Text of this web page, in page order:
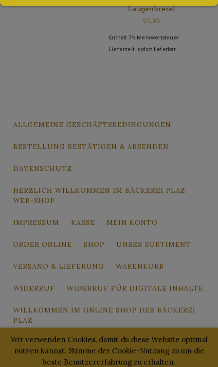
Laugenbrezel
€0,85
Enthält 7% Mehrwertsteuer
Lieferzeit: sofort lieferbar
ALLGEMEINE GESCHÄFTSBEDINGUNGEN
BESTELLUNG BESTÄTIGEN & ABSENDEN
DATENSCHUTZ
HERZLICH WILLKOMMEN IM BÄCKEREI PLAZ
WEB-SHOP
IMPRESSUM KASSE MEIN KONTO
ORDER ONLINE SHOP UNSER SORTIMENT
VERSAND & LIEFERUNG WARENKORB
WIDERRUF WIDERRUF FÜR DIGITALE INHALTE
WILLKOMMEN IM ONLINE SHOP DER BÄCKEREI
PLAZ
ZAHLUNGSWEISEN
Wir verwenden Cookies, damit du diese Website optimal
nutzen kannst. Stimme der Cookie-Nutzung zu um die
beste Benutzererfahrung zu erhalten.